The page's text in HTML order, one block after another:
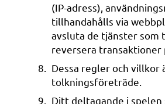
(IP-adress),
tillhandahålls via
avsluta de tjänster som
reversera transaktioner
Dessa regler och villkor
tolkningsföreträde.
Ditt deltagande i